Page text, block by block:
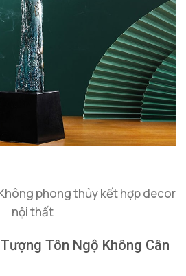
phong thủy kết hợp decor
nội thất
Tôn Ngộ Không Cân